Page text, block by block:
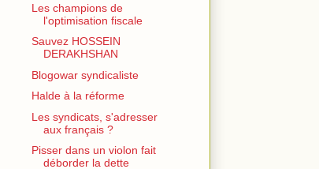
Les champions de
l'optimisation fiscale
Sauvez HOSSEIN
DERAKHSHAN
Blogowar syndicaliste
Halde à la réforme
Les syndicats, s'adresser
aux français ?
Pisser dans un violon fait
déborder la dette